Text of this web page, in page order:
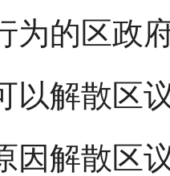
为的区政
以解散区
因解散区